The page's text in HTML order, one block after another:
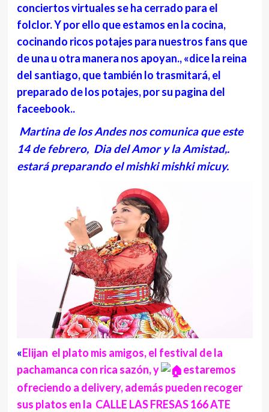
conciertos virtuales se ha cerrado para el
folclor. Y por ello que estamos en la cocina,
cocinando ricos potajes para nuestros fans que
de una u otra manera nos apoyan., «dice la reina
del santiago, que también lo trasmitará, el
preparado de los potajes, por su pagina del
faceebook..
Martina de los Andes nos comunica que este
14 de febrero, Dia del Amor y la Amistad,.
estará preparando el mishki mishki micuy.
«Elijan el plato mis amigos, el festival de la
pachamanca con rica sazón, y
estaremos
ofreciendo a delivery, además pueden recoger
sus platos en la CALLE LAS FRESAS 166 ATE